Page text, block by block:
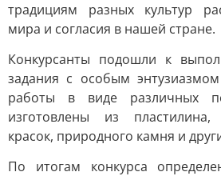
традициям разных культур
мира и согласия в нашей стране.
Конкурсанты подошли к
задания с особым
работы в виде различных
изготовлены из пластилина,
красок, природного камня и
По итогам конкурса